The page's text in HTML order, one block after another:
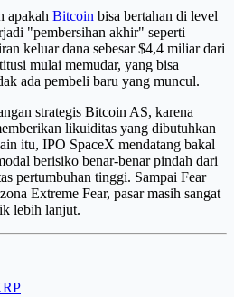
apakah Bitcoin bisa bertahan di level
"pembersihan akhir" seperti
keluar dana sebesar $4,4 miliar dari
mulai memudar, yang bisa
ada pembeli baru yang muncul.
strategis Bitcoin AS, karena
likuiditas yang dibutuhkan
itu, IPO SpaceX mendatang bakal
berisiko benar-benar pindah dari
pertumbuhan tinggi. Sampai Fear
Extreme Fear, pasar masih sangat
lebih lanjut.